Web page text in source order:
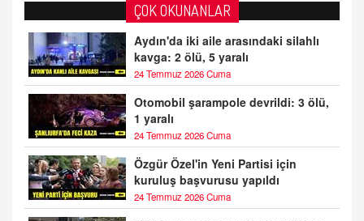
ÇOK OKUNANLAR
Aydın'da iki aile arasındaki silahlı
kavga: 2 ölü, 5 yaralı
24 Temmuz 2026 Cuma
Otomobil şarampole devrildi: 3 ölü,
1 yaralı
24 Temmuz 2026 Cuma
Özgür Özel'in Yeni Partisi için
kuruluş başvurusu yapıldı
24 Temmuz 2026 Cuma